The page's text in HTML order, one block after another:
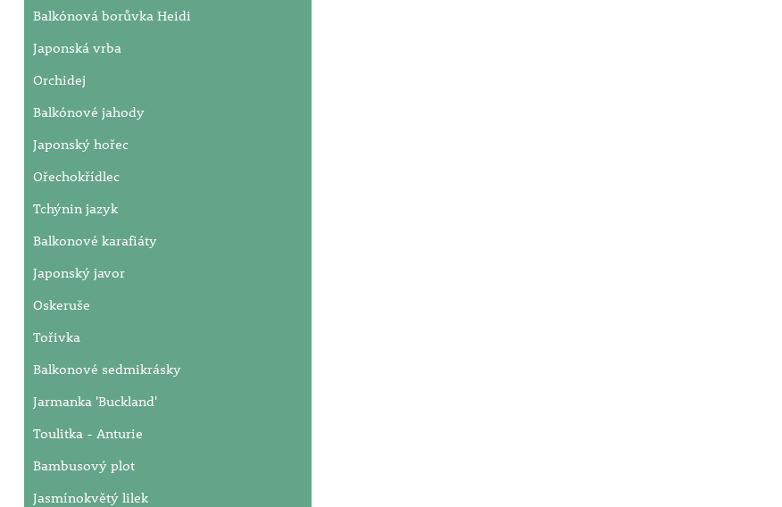
Balkónová borůvka Heidi
Japonská vrba
Orchidej
Balkónové jahody
Japonský hořec
Ořechokřídlec
Tchýnin jazyk
Balkonové karafiáty
Japonský javor
Oskeruše
Tořivka
Balkonové sedmikrásky
Jarmanka 'Buckland'
Toulitka - Anturie
Bambusový plot
Jasmínokvětý lilek